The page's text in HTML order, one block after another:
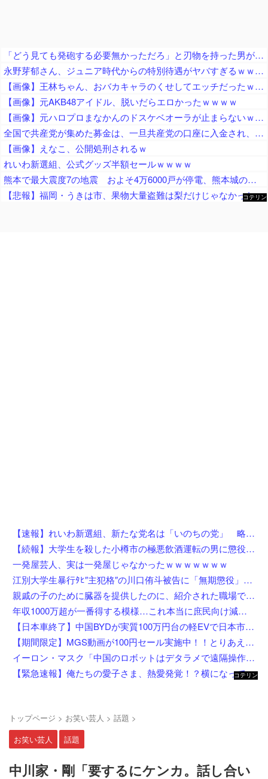
「どう見ても発砲する必要無かっただろ」と刃物を持った男が撃たれた事件に左派が激怒、発砲した警察は何か勘違いしてねえか？
永野芽郁さん、ジュニア時代からの特別待遇がヤバすぎるｗｗｗｗｗ
【画像】王林ちゃん、おバカキャラのくせしてエッチだったｗｗｗｗｗｗｗｗ
【画像】元AKB48アイドル、脱いだらエロかったｗｗｗｗ
【画像】元ハロプロまなかんのドスケベオーラが止まらないｗｗｗｗ
全国で共産党が集めた募金は、一旦共産党の口座に入金され、まとめて、被災自治体や団体（農協や漁協など）にも届けられます
【画像】えなこ、公開処刑されるｗ
れいわ新選組、公式グッズ半額セールｗｗｗｗ
熊本で最大震度7の地震 およそ4万6000戸が停電、熊本城の石垣が崩れたとの情報 川内・玄海原発に異常なし、通常運転継続中 生放送中だったジャパネットさん、ヘルメット被って地震情報を伝える
【悲報】福岡・うきは市、果物大量盗難は梨だけじゃなかった… → 柿やキウイも大量に盗まれる → 犯人は土地や果物の知識もあり集団の可能性が指摘される ………
コテリン
【速報】れいわ新選組、新たな党名は「いのちの党」 略称は「いのち」
【続報】大学生を殺した小樽市の極悪飲酒運転の男に懲役4年6ヶ月の判決。
一発屋芸人、実は一発屋じゃなかったｗｗｗｗｗｗｗ
江別大学生暴行ﾀﾋ″主犯格″の川口侑斗被告に「無期懲役」の判決→当時17歳少年に「懲役30年」の判決
親戚の子のために臓器を提供したのに、紹介された職場でいじめられて右足に麻痺が残った…人助けして身体壊された挙句バカにされるとか胸糞すぎ
年収1000万超が一番得する模様…これ本当に庶民向け減税か？
【日本車終了】中国BYDが実質100万円台の軽EVで日本市場に殴り込み
【期間限定】MGS動画が100円セール実施中！！とりあえず全部買うやろｗｗｗｗｗ
イーロン・マスク「中国のロボットはデタラメで遠隔操作してるだけ」
【緊急速報】俺たちの愛子さま、熱愛発覚！？横になってしまう奴らが大量発生してしまう…
コテリン
トップページ > お笑い芸人 > 話題 >
お笑い芸人
話題
中川家・剛「要するにケンカ。話し合い